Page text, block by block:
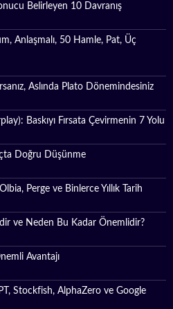
Belirleyen 10 Davranış
Anlaşmalı, 50 Hamle, Pat, Üç
Aslında Plato Dönemindesiniz
Baskıyı Fırsata Çevirmenin 7 Yolu
Doğru Düşünme
Perge ve Binlerce Yıllık Tarih
ve Neden Bu Kadar Önemlidir?
Avantajı
Stockfish, AlphaZero ve Google